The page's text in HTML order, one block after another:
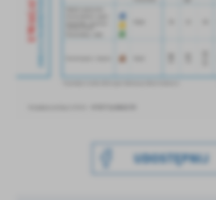
treści w postaci wiadomości, ofert,
UDOSTĘPNIJ